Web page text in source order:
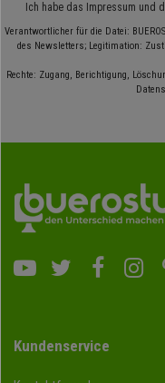
Ich habe das Impressum und
Verantwortlicher für die Datei:
des Newsletters; Legitimation:
Rechte: Zugang, Berichtigung,
Kundenservice